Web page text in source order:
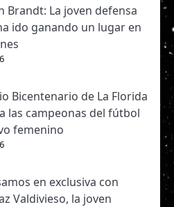
Brandt: La joven defensa
ido ganando un lugar en
Bicentenario de La Florida
las campeonas del fútbol
femenino
en exclusiva con
Valdivieso, la joven